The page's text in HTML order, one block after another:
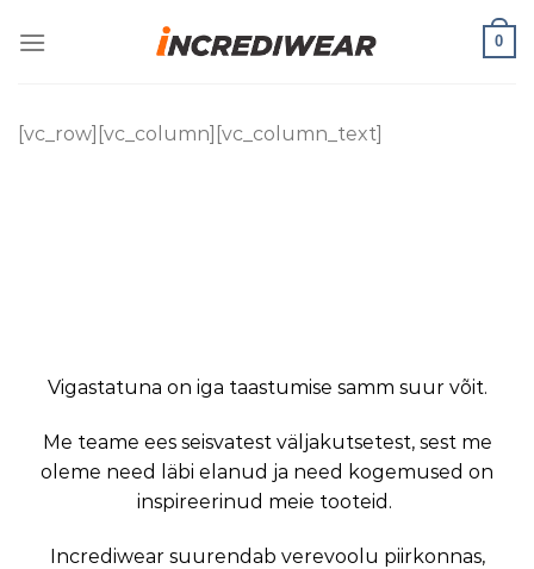
0
[vc_row][vc_column][vc_column_text]
Vigastatuna on iga taastumise samm suur võit.
Me teame ees seisvatest väljakutsetest, sest me
oleme need läbi elanud ja need kogemused on
inspireerinud meie tooteid.
Incrediwear suurendab verevoolu piirkonnas,